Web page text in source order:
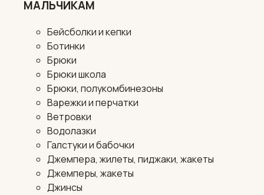
МАЛЬЧИКАМ
Бейсболки и кепки
Ботинки
Брюки
Брюки школа
Брюки, полукомбинезоны
Варежки и перчатки
Ветровки
Водолазки
Галстуки и бабочки
Джемпера, жилеты, пиджаки, жакеты
Джемперы, жакеты
Джинсы